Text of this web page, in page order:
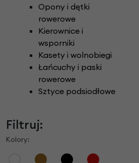
Opony i dętki
rowerowe
Kierownice i
wsporniki
Kasety i wolnobiegi
Łańcuchy i paski
rowerowe
Sztyce podsiodłowe
Filtruj:
Kolory: